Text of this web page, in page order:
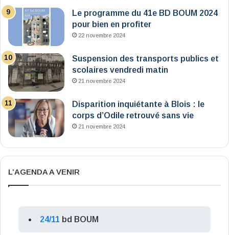
Le programme du 41e BD BOUM 2024
pour bien en profiter
22 novembre 2024
Suspension des transports publics et
scolaires vendredi matin
21 novembre 2024
Disparition inquiétante à Blois : le
corps d’Odile retrouvé sans vie
21 novembre 2024
L’AGENDA A VENIR
24/11 bd BOUM